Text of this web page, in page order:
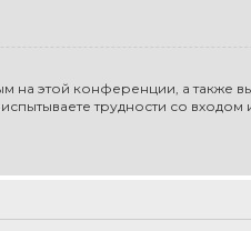
на этой конференции, а также
трудности со